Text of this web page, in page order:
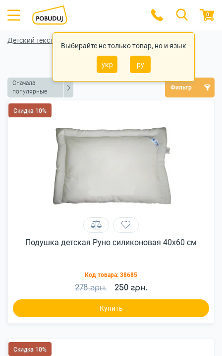
Выбирайте не только товар, но и язык
укр ру
0
Детский текстиль
Детские подушки
Сначала
популярные
Фильтр
Скидка 10%
Подушка детская Руно силиконовая 40x60 см
Код товара: 38685
278 грн. 250 грн.
Купить
Скидка 10%